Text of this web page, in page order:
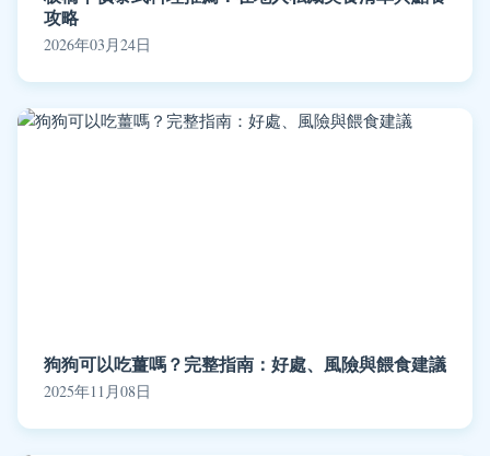
攻略
2026年03月24日
狗狗可以吃薑嗎？完整指南：好處、風險與餵食建議
2025年11月08日